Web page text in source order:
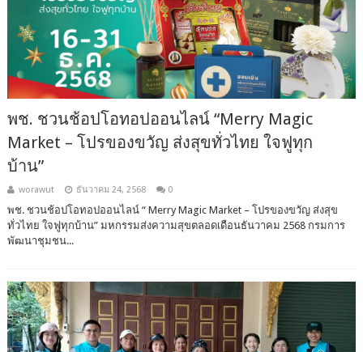
พช. ชวนช้อปโอทอปออนไลน์ “Merry Magic
Market – โปรของขวัญ ส่งสุขทั่วไทย ใจฟูทุก
บ้าน”
worawut ธันวาคม 24, 2568 0
พช. ชวนช้อปโอทอปออนไลน์ “ Merry Magic Market – โปรของขวัญ ส่งสุข
ทั่วไทย ใจฟูทุกบ้าน” มหกรรมส่งความสุขตลอดเดือนธันวาคม 2568 กรมการ
พัฒนาชุมชน...